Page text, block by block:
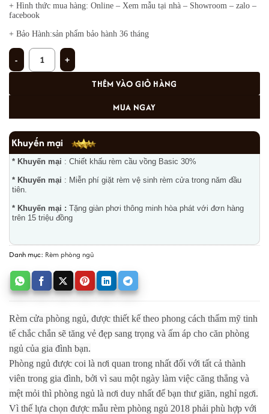
+ Hình thức mua hàng: Online – Xem mẫu tại nhà – Showroom – zalo –
facebook
+ Bảo Hành:sản phẩm bảo hành 36 tháng
Rèm phòng ngủ PN-02 số lượng
THÊM VÀO GIỎ HÀNG
MUA NGAY
Khuyến mại
* Khuyến mại : Chiết khấu rèm cầu vồng Basic 30%
* Khuyến mại : Miễn phí giặt rèm vệ sinh rèm cửa trong năm đầu
tiên.
* Khuyến mại : Tặng giàn phơi thông minh hòa phát với đơn hàng
trên 15 triệu đồng
Danh mục: Rèm phòng ngủ
Rèm cửa phòng ngủ, được thiết kế theo phong cách thẩm mỹ tinh
tế chắc chắn sẽ tăng vẻ đẹp sang trọng và ấm áp cho căn phòng
ngủ của gia đình bạn.
Phòng ngủ được coi là nơi quan trong nhất đối với tất cả thành
viên trong gia đình, bởi vì sau một ngày làm việc căng thẳng và
mệt mỏi thì phòng ngủ là nơi duy nhất để bạn thư giãn, nghỉ ngơi.
Vì thế lựa chọn được mẫu rèm phòng ngủ 2018 phải phù hợp với